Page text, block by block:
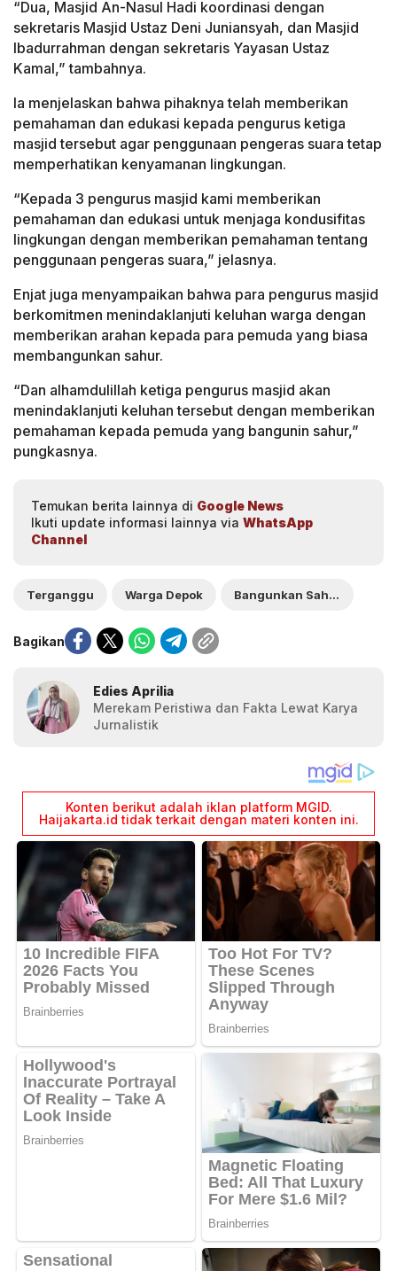
“Dua, Masjid An-Nasul Hadi koordinasi dengan
sekretaris Masjid Ustaz Deni Juniansyah, dan Masjid
Ibadurrahman dengan sekretaris Yayasan Ustaz
Kamal,” tambahnya.
Ia menjelaskan bahwa pihaknya telah memberikan
pemahaman dan edukasi kepada pengurus ketiga
masjid tersebut agar penggunaan pengeras suara tetap
memperhatikan kenyamanan lingkungan.
“Kepada 3 pengurus masjid kami memberikan
pemahaman dan edukasi untuk menjaga kondusifitas
lingkungan dengan memberikan pemahaman tentang
penggunaan pengeras suara,” jelasnya.
Enjat juga menyampaikan bahwa para pengurus masjid
berkomitmen menindaklanjuti keluhan warga dengan
memberikan arahan kepada para pemuda yang biasa
membangunkan sahur.
“Dan alhamdulillah ketiga pengurus masjid akan
menindaklanjuti keluhan tersebut dengan memberikan
pemahaman kepada pemuda yang bangunin sahur,”
pungkasnya.
Temukan berita lainnya di Google News
Ikuti update informasi lainnya via WhatsApp
Channel
Terganggu Warga Depok Bangunkan Sahur
Bagikan
Edies Aprilia
Merekam Peristiwa dan Fakta Lewat Karya
Jurnalistik